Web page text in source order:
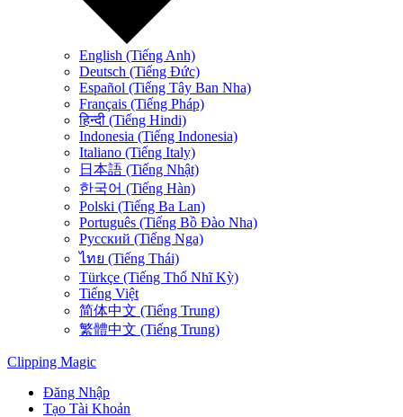
English (Tiếng Anh)
Deutsch (Tiếng Đức)
Español (Tiếng Tây Ban Nha)
Français (Tiếng Pháp)
हिन्दी (Tiếng Hindi)
Indonesia (Tiếng Indonesia)
Italiano (Tiếng Italy)
日本語 (Tiếng Nhật)
한국어 (Tiếng Hàn)
Polski (Tiếng Ba Lan)
Português (Tiếng Bồ Đào Nha)
Русский (Tiếng Nga)
ไทย (Tiếng Thái)
Türkçe (Tiếng Thổ Nhĩ Kỳ)
Tiếng Việt
简体中文 (Tiếng Trung)
繁體中文 (Tiếng Trung)
Clipping Magic
Đăng Nhập
Tạo Tài Khoản